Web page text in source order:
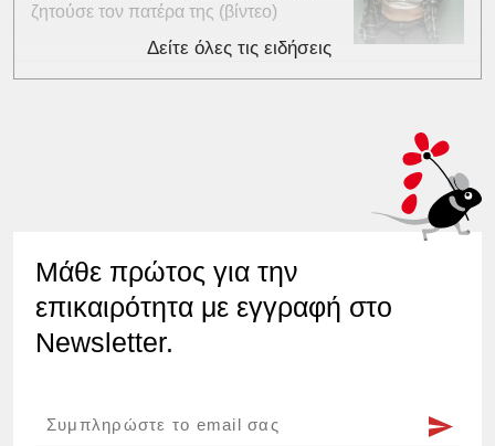
ζητούσε τον πατέρα της (βίντεο)
Δείτε όλες τις ειδήσεις
Μάθε πρώτος για την
επικαιρότητα με εγγραφή στο
Newsletter.